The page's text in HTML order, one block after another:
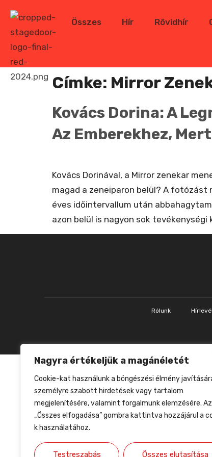
Nagyra értékeljük a magánéletét
Cookie-kat használunk a böngészési élmény
személyre szabott hirdetések vagy tartalom
megjelenítésére, valamint forgalmunk elemzésére. Az
„Összes elfogadása” gombra kattintva hozzájárul a
k használatához.
Testreszabás Összes elutasítása
Összes Hír Rövidhír
Címke: Mirror
Kovács Dorina: A
Az Emberekhez,
Kovács Dorinával, a Mirror zenekar
magad a zeneiparon belül? A
éves időintervallum után
azon belül is nagyon sok tevékenységi
Rólunk Hírlevél